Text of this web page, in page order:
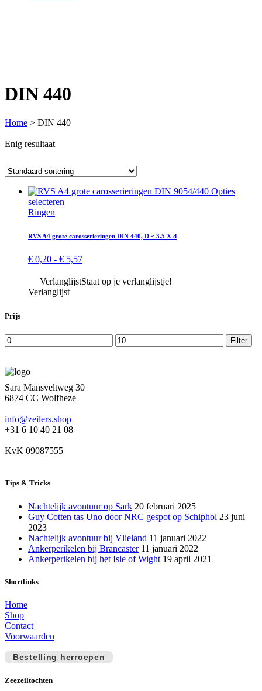
DIN 440
Home > DIN 440
Enig resultaat
Opties
selecteren
meerdere
Deze
optie
gekozen
worden
Ringen
RVS A4 grote carosserieringen DIN 440, D ≈ 3.5 X d
€ 0,20 - € 5,57Prijsklasse:
tot
VerlanglijstStaat op je verlanglijstje!
Verlanglijst
Prijs
Min.
Max.
Filter
Sara Mansveltweg 30
6874 CC Wolfheze
info@zeilers.shop
+31 6 10 40 21 08
KvK 09087555
Tips & Tricks
Nachtelijk avontuur op Sark 20 februari 2025
Guy Cotten tas Uno door NRC gespot op Schiphol 23 juni
2023
Nachtelijk avontuur bij Vlieland 11 januari 2022
Ankerperikelen bij Brancaster 11 januari 2022
Ankerperikelen bij het Isle of Wight 19 april 2021
Shortlinks
Home
Shop
Contact
Voorwaarden
Bestelling herroepen
Zeezeiltochten